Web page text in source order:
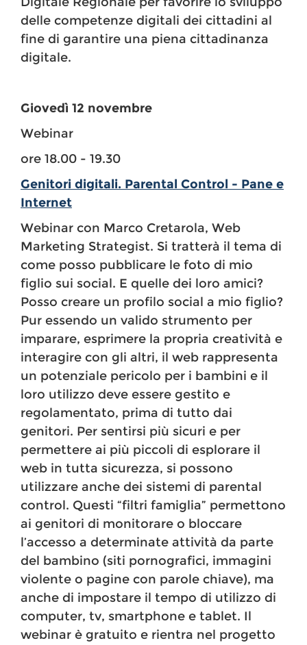
delle competenze digitali dei cittadini al
fine di garantire una piena cittadinanza
digitale.
Giovedì 12 novembre
Webinar
ore 18.00 - 19.30
Genitori digitali. Parental Control - Pane e
Internet
Webinar con Marco Cretarola, Web
Marketing Strategist. Si tratterà il tema di
come posso pubblicare le foto di mio
figlio sui social. E quelle dei loro amici?
Posso creare un profilo social a mio figlio?
Pur essendo un valido strumento per
imparare, esprimere la propria creatività e
interagire con gli altri, il web rappresenta
un potenziale pericolo per i bambini e il
loro utilizzo deve essere gestito e
regolamentato, prima di tutto dai
genitori. Per sentirsi più sicuri e per
permettere ai più piccoli di esplorare il
web in tutta sicurezza, si possono
utilizzare anche dei sistemi di parental
control. Questi “filtri famiglia” permettono
ai genitori di monitorare o bloccare
l’accesso a determinate attività da parte
del bambino (siti pornografici, immagini
violente o pagine con parole chiave), ma
anche di impostare il tempo di utilizzo di
computer, tv, smartphone e tablet. Il
webinar è gratuito e rientra nel progetto